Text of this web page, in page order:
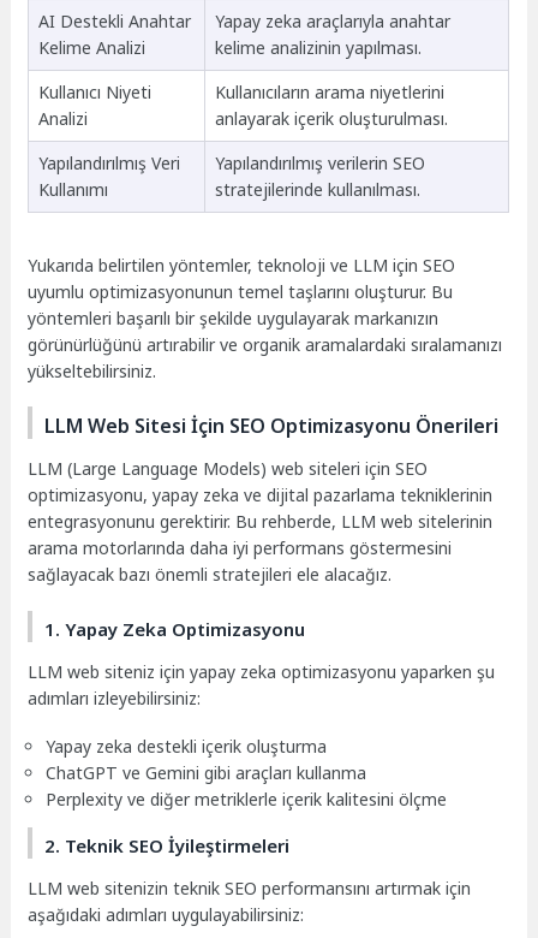
AI Destekli Anahtar
Kelime Analizi
Yapay zeka araçlarıyla anahtar
kelime analizinin yapılması.
Kullanıcı Niyeti
Analizi
Kullanıcıların arama niyetlerini
anlayarak içerik oluşturulması.
Yapılandırılmış Veri
Kullanımı
Yapılandırılmış verilerin SEO
stratejilerinde kullanılması.
Yukarıda belirtilen yöntemler, teknoloji ve LLM için SEO
uyumlu optimizasyonunun temel taşlarını oluşturur. Bu
yöntemleri başarılı bir şekilde uygulayarak markanızın
görünürlüğünü artırabilir ve organik aramalardaki sıralamanızı
yükseltebilirsiniz.
LLM Web Sitesi İçin SEO Optimizasyonu Önerileri
LLM (Large Language Models) web siteleri için SEO
optimizasyonu, yapay zeka ve dijital pazarlama tekniklerinin
entegrasyonunu gerektirir. Bu rehberde, LLM web sitelerinin
arama motorlarında daha iyi performans göstermesini
sağlayacak bazı önemli stratejileri ele alacağız.
1. Yapay Zeka Optimizasyonu
LLM web siteniz için yapay zeka optimizasyonu yaparken şu
adımları izleyebilirsiniz:
Yapay zeka destekli içerik oluşturma
ChatGPT ve Gemini gibi araçları kullanma
Perplexity ve diğer metriklerle içerik kalitesini ölçme
2. Teknik SEO İyileştirmeleri
LLM web sitenizin teknik SEO performansını artırmak için
aşağıdaki adımları uygulayabilirsiniz: